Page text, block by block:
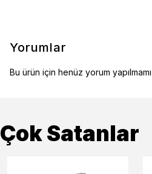
Yorumlar
Bu ürün için henüz yorum
Çok Satanlar